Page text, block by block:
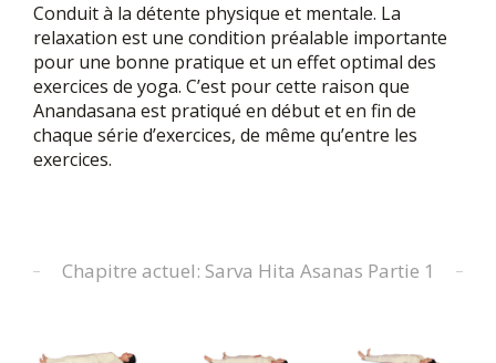
Conduit à la détente physique et mentale. La
relaxation est une condition préalable importante
pour une bonne pratique et un effet optimal des
exercices de yoga. C’est pour cette raison que
Anandasana est pratiqué en début et en fin de
chaque série d’exercices, de même qu’entre les
exercices.
Chapitre actuel: Sarva Hita Asanas Partie 1